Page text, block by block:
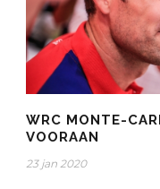
WRC MONTE-
VOORAAN
23 jan 2020